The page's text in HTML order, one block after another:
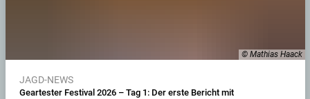
© Mathias Haack
JAGD-NEWS
Geartester Festival 2026 – Tag 1: Der erste Bericht mit